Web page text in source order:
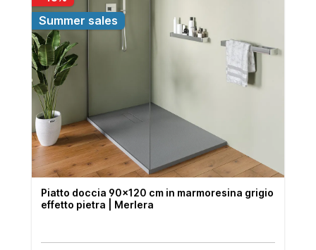
Summer sales
Piatto doccia 90x120 cm in marmoresina grigio
effetto pietra | Merlera